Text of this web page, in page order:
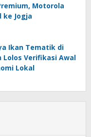
Motorola
ke Jogja
Ikan Tematik di
Lolos Verifikasi Awal
Lokal